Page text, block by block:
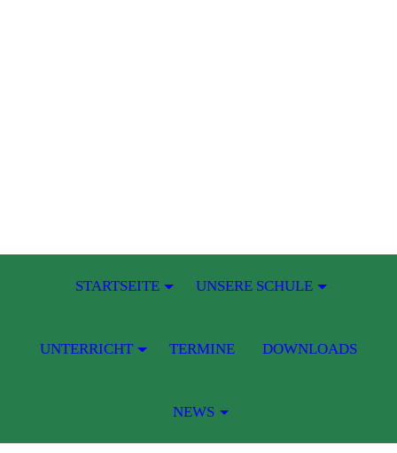
STARTSEITE UNSERE SCHULE
UNTERRICHT TERMINE DOWNLOADS
NEWS